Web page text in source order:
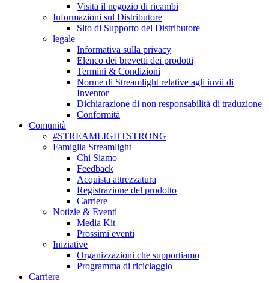
Visita il negozio di ricambi
Informazioni sul Distributore
Sito di Supporto del Distributore
legale
Informativa sulla privacy
Elenco dei brevetti dei prodotti
Termini & Condizioni
Norme di Streamlight relative agli invii di
Inventor
Dichiarazione di non responsabilità di traduzione
Conformità
Comunità
#STREAMLIGHTSTRONG
Famiglia Streamlight
Chi Siamo
Feedback
Acquista attrezzatura
Registrazione del prodotto
Carriere
Notizie & Eventi
Media Kit
Prossimi eventi
Iniziative
Organizzazioni che supportiamo
Programma di riciclaggio
Carriere